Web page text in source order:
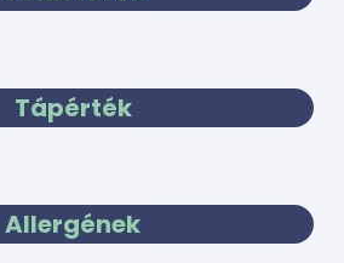
Tápérték
Allergének